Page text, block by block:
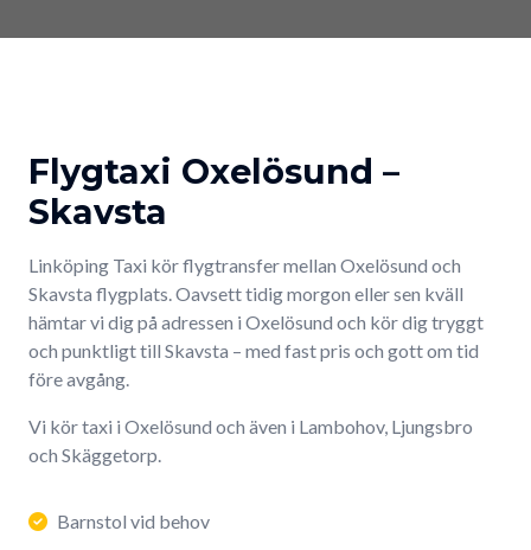
Flygtaxi Oxelösund –
Skavsta
Linköping Taxi kör flygtransfer mellan Oxelösund och
Skavsta flygplats. Oavsett tidig morgon eller sen kväll
hämtar vi dig på adressen i Oxelösund och kör dig tryggt
och punktligt till Skavsta – med fast pris och gott om tid
före avgång.
Vi kör taxi i Oxelösund och även i Lambohov, Ljungsbro
och Skäggetorp.
Barnstol vid behov